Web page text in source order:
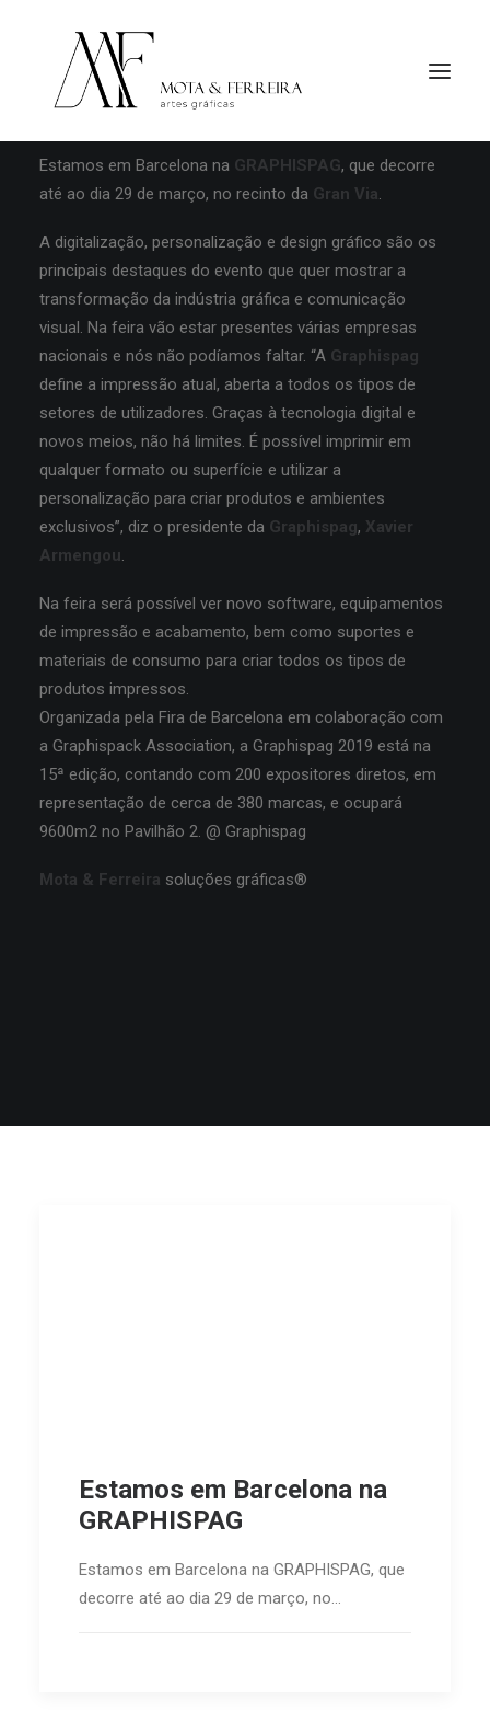
Estamos em Barcelona na GRAPHISPAG, que decorre
até ao dia 29 de março, no recinto da Gran Via.
A digitalização, personalização e design gráfico são os
principais destaques do evento que quer mostrar a
transformação da indústria gráfica e comunicação
visual. Na feira vão estar presentes várias empresas
nacionais e nós não podíamos faltar. “A Graphispag
define a impressão atual, aberta a todos os tipos de
setores de utilizadores. Graças à tecnologia digital e
novos meios, não há limites. É possível imprimir em
qualquer formato ou superfície e utilizar a
personalização para criar produtos e ambientes
exclusivos”, diz o presidente da Graphispag, Xavier
Armengou.
Na feira será possível ver novo software, equipamentos
de impressão e acabamento, bem como suportes e
materiais de consumo para criar todos os tipos de
produtos impressos.
Organizada pela Fira de Barcelona em colaboração com
a Graphispack Association, a Graphispag 2019 está na
15ª edição, contando com 200 expositores diretos, em
representação de cerca de 380 marcas, e ocupará
9600m2 no Pavilhão 2. @ Graphispag
Mota & Ferreira soluções gráficas®
Estamos em Barcelona na
GRAPHISPAG
Estamos em Barcelona na GRAPHISPAG, que
decorre até ao dia 29 de março, no…